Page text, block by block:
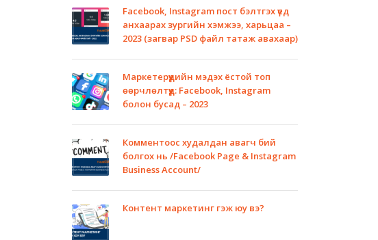
Facebook, Instagram пост бэлтгэх үед
анхаарах зургийн хэмжээ, харьцаа –
2023 (загвар PSD файл татаж авахаар)
Маркетерүүдийн мэдэх ёстой топ
өөрчлөлтүүд: Facebook, Instagram
болон бусад – 2023
Комментоос худалдан авагч бий
болгох нь /Facebook Page & Instagram
Business Account/
Контент маркетинг гэж юу вэ?